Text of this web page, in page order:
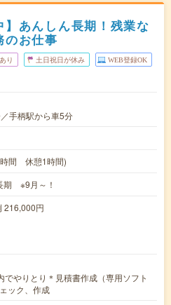
】あんしん長期！残業な
のお仕事
り 土日祝日が休み WEB登録OK
手柄駅から車5分
間 休憩1時間)
期 ※9月～！
円
でやりとり＊見積書作成（専用ソフト
ック、作成